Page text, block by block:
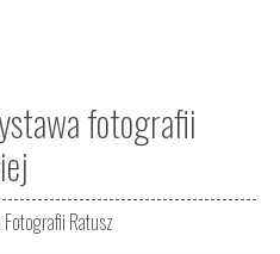
fotografii
Fotografii Ratusz